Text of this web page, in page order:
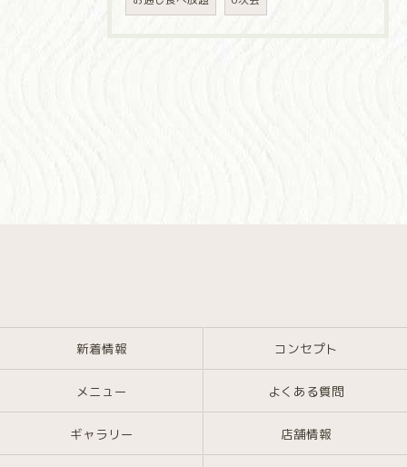
新着情報 コンセプト
メニュー よくある質問
ギャラリー 店舗情報